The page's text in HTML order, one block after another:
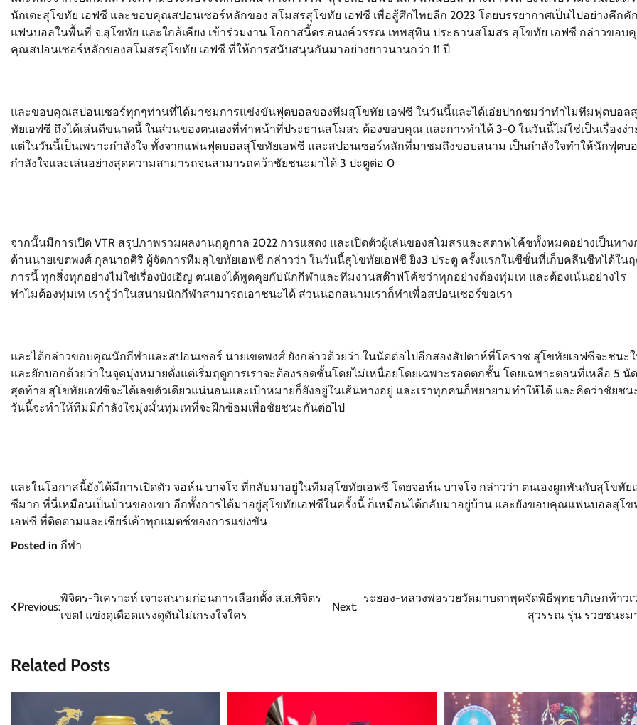
นักเตะสุโขทัย เอฟซี และขอบคุณสปอนเซอร์หลักของ สโมสรสุโขทัย เอฟซี เพื่อสู้ศึกไทยลีก 2023 โดยบรรยากาศเป็นไปอย่างคึกคั
แฟนบอลในพื้นที่ จ.สุโขทัย และใกล้เคียง เข้าร่วมงาน โอกาสนี้ดร.อนงค์วรรณ เทพสุทิน ประธานสโมสร สุโขทัย เอฟซี กล่าวขอบ
คุณสปอนเซอร์หลักของสโมสรสุโขทัย เอฟซี ที่ให้การสนับสนุนกันมาอย่างยาวนานกว่า 11 ปี
และขอบคุณสปอนเซอร์ทุกๆท่านที่ได้มาชมการแข่งขันฟุตบอลของทีมสุโขทัย เอฟซี ในวันนี้และได้เอ่ยปากชมว่าทำไมทีมฟุตบอล
ทัยเอฟซี ถึงได้เล่นดีขนาดนี้ ในส่วนของตนเองที่ทำหน้าที่ประธานสโมสร ต้องขอบคุณ และการทำได้ 3-0 ในวันนี้ไม่ใช่เป็นเรื่องง่า
แต่ในวันนี้เป็นเพราะกำลังใจ ทั้งจากแฟนฟุตบอลสุโขทัยเอฟซี และสปอนเซอร์หลักที่มาชมถึงขอบสนาม เป็นกำลังใจทำให้นักฟุตบ
กำลังใจและเล่นอย่างสุดความสามารถจนสามารถคว้าชัยชนะมาได้ 3 ปะตูต่อ 0
จากนั้นมีการเปิด VTR สรุปภาพรวมผลงานฤดูกาล 2022 การแสดง และเปิดตัวผู้เล่นของสโมสรและสตาฟโค้ชทั้งหมดอย่างเป็นทาง
ด้านนายเขตพงศ์ กุลนาถศิริ ผู้จัดการทีมสุโขทัยเอฟซี กล่าวว่า ในวันนี้สุโขทัยเอฟซี ยิง3 ประตู ครั้งแรกในซีซั่นที่เก็บคลีนชีทได้ใน
การนี้ ทุกสิ่งทุกอย่างไม่ใช่เรื่องบังเอิญ ตนเองได้พูดคุยกับนักกีฬาและทีมงานสต๊าฟโค้ชว่าทุกอย่างต้องทุ่มเท และต้องเน้นอย่างไร
ทำไมต้องทุ่มเท เรารู้ว่าในสนามนักกีฬาสามารถเอาชนะได้ ส่วนนอกสนามเราก็ทำเพื่อสปอนเซอร์ขอเรา
และได้กล่าวขอบคุณนักกีฬาและสปอนเซอร์ นายเขตพงศ์ ยังกล่าวด้วยว่า ในนัดต่อไปอีกสองสัปดาห์ที่โคราช สุโขทัยเอฟซีจะชนะ
และยักบอกด้วยว่าในจุดมุ่งหมายตั่งแต่เริ่มฤดูการเราจะต้องรอดชั้นโดยไม่เหนื่อยโดยเฉพาะรอดตกชั้น โดยเฉพาะตอนที่เหลือ 5 นัด
สุดท้าย สุโขทัยเอฟซีจะได้เลขตัวเดียวแน่นอนและเป้าหมายก็ยังอยู่ในเส้นทางอยู่ และเราทุกคนก็พยายามทำให้ได้ และคิดว่าชัยชน
วันนี้จะทำให้ทีมมีกำลังใจมุ่งมั่นทุ่มเทที่จะฝึกซ้อมเพื่อชัยชนะกันต่อไป
และในโอกาสนี้ยังได้มีการเปิดตัว จอห์น บาจโจ ที่กลับมาอยู่ในทีมสุโขทัยเอฟซี โดยจอห์น บาจโจ กล่าวว่า ตนเองผูกพันกับสุโขทัย
ซีมาก ที่นี่เหมือนเป็นบ้านของเขา อีกทั้งการได้มาอยู่สุโขทัยเอฟซีในครั้งนี้ ก็เหมือนได้กลับมาอยู่บ้าน และยังขอบคุณแฟนบอลสุโข
เอฟซี ที่ติดตามและเชียร์เค้าทุกแมตช์ของการแข่งขัน
Posted in กีฬา
แนะแนว
Previous:
พิจิตร-วิเคราะห์ เจาะสนามก่อนการเลือกตั้ง ส.ส.พิจิตร
เขต1 แข่งดุเดือดแรงดุดันไม่เกรงใจใคร
Next:
ระยอง-หลวงพ่อรวยวัดมาบตาพุดจัดพิธีพุทธาภิเษกท้าวเ
สุวรรณ รุ่น รวยชนะม
Related Posts